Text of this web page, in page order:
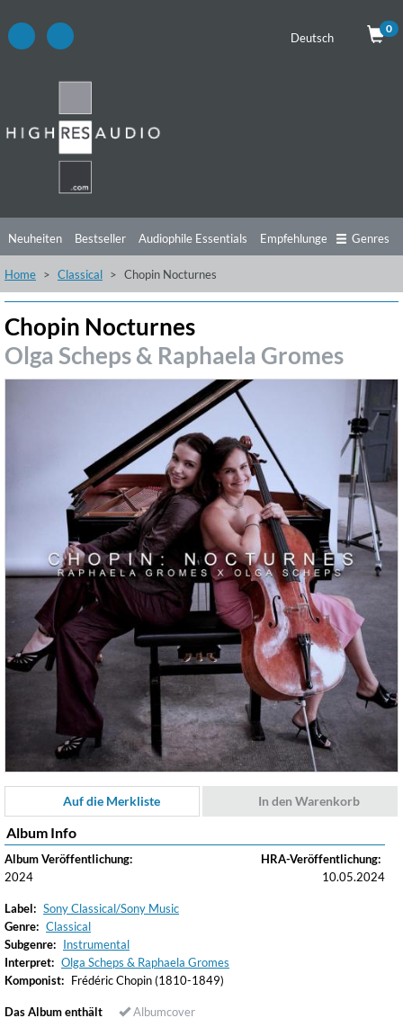
Deutsch
0
Neuheiten Bestseller Audiophile Essentials Empfehlungen
Hörtipps Top Alben Angebote Preorder
Genres
Home Classical Chopin Nocturnes
Chopin Nocturnes
Olga Scheps & Raphaela Gromes
Auf die Merkliste In den Warenkorb
Album Info
Album Veröffentlichung:
2024
HRA-Veröffentlichung:
10.05.2024
Label: Sony Classical/Sony Music
Genre: Classical
Subgenre: Instrumental
Interpret: Olga Scheps & Raphaela Gromes
Komponist: Frédéric Chopin (1810-1849)
Das Album enthält Albumcover